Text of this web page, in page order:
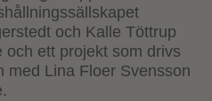
och Kalle Töttrup
och ett projekt som drivs
med Lina Floer Svensson